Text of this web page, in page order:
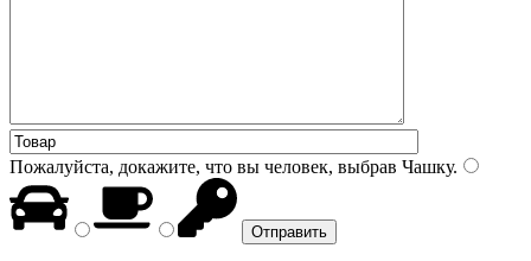
Пожалуйста, докажите, что вы человек, выбрав Чашку.